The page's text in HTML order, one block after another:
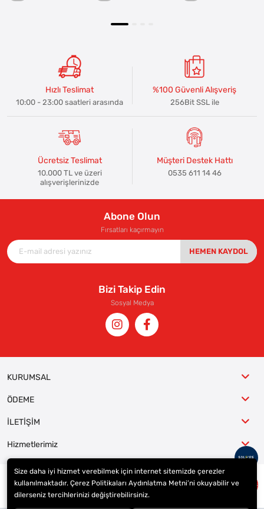
Hızlı Teslimat
10:00 - 23:00 saatleri arasında
%100 Güvenli Alışveriş
256Bit SSL ile
Ücretsiz Teslimat
10.000 TL ve üzeri
alışverişlerinizde
Müşteri Destek Hattı
0535 611 14 46
Abone Olun
Fırsatları kaçırmayın
HEMEN KAYDOL
Bizi Takip Edin
Sosyal Medya
KURUMSAL
ÖDEME
İLETİŞİM
Hizmetlerimiz
© 2023ER-LAS Oto Jant ve Lastik - Yunus ULAŞ
Size daha iyi hizmet verebilmek için internet sitemizde çerezler
kullanılmaktadır. Çerez Politikaları Aydınlatma Metni’ni okuyabilir ve
dilerseniz tercihlerinizi değiştirebilirsiniz.